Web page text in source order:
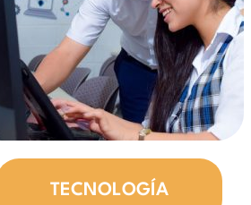
TECNOLOGÍA